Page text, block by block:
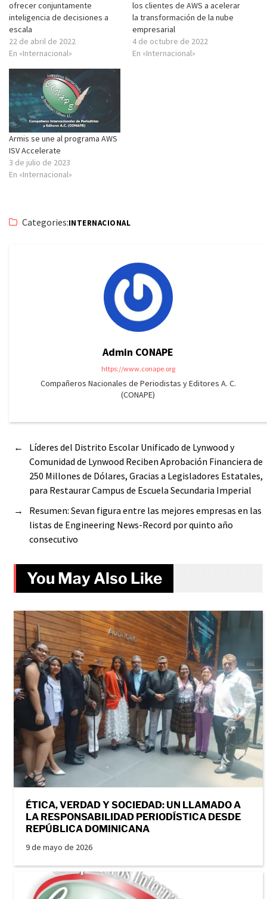
ofrecer conjuntamente
inteligencia de decisiones a
escala
22 de abril de 2022
En «Internacional»
los clientes de AWS a acelerar
la transformación de la nube
empresarial
4 de octubre de 2022
En «Internacional»
Armis se une al programa AWS
ISV Accelerate
3 de julio de 2023
En «Internacional»
Categories:INTERNACIONAL
Admin CONAPE
https://www.conape.org
Compañeros Nacionales de Periodistas y Editores A. C.
(CONAPE)
←
Líderes del Distrito Escolar Unificado de Lynwood y
Comunidad de Lynwood Reciben Aprobación Financiera de
250 Millones de Dólares, Gracias a Legisladores Estatales,
para Restaurar Campus de Escuela Secundaria Imperial
→
Resumen: Sevan figura entre las mejores empresas en las
listas de Engineering News-Record por quinto año
consecutivo
You May Also Like
ÉTICA, VERDAD Y SOCIEDAD: UN LLAMADO A
LA RESPONSABILIDAD PERIODÍSTICA DESDE
REPÚBLICA DOMINICANA
9 de mayo de 2026